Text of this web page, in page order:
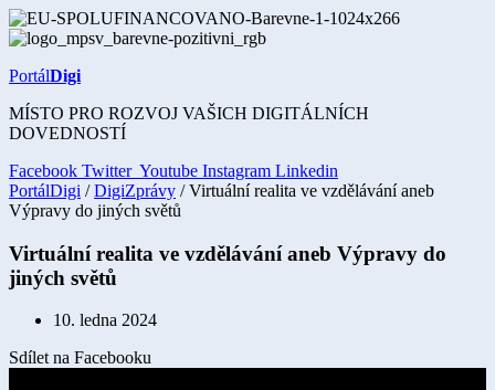
Přejít
k
PortálDigi
MÍSTO PRO ROZVOJ VAŠICH DIGITÁLNÍCH
DOVEDNOSTÍ
Facebook Twitter Youtube Instagram Linkedin
PortálDigi /DigiZprávy / Virtuální realita ve vzdělávání aneb
Výpravy do jiných světů
Virtuální realita ve vzdělávání aneb Výpravy do
jiných světů
10. ledna 2024
Sdílet na Facebooku